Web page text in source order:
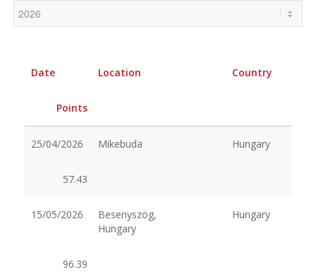
Date Location Country
Points
25/04/2026 Mikebuda Hungary
57.43
15/05/2026
Besenyszög,
Hungary
Hungary
96.39